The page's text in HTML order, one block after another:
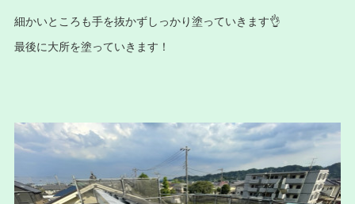
細かいところも手を抜かずしっかり塗っていきます👌
最後に大所を塗っていきます！